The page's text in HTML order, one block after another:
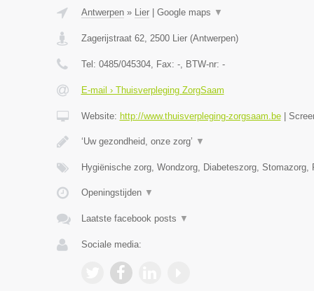
Antwerpen» Lier| Google maps ▼
Zagerijstraat 62, 2500 Lier(Antwerpen)
Tel: 0485/045304, Fax: -, BTW-nr: -
E-mail › Thuisverpleging ZorgSaam
Website: http://www.thuisverpleging-zorgsaam.be|
‘Uw gezondheid, onze zorg’ ▼
Hygiënische zorg, Wondzorg, Diabeteszorg, Stomazorg,
Openingstijden ▼
Laatste facebook posts ▼
Sociale media: